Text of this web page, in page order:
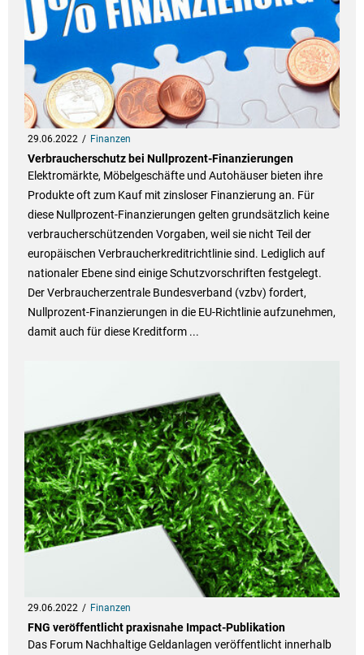
29.06.2022 Finanzen
Verbraucherschutz bei Nullprozent-Finanzierungen
Elektromärkte, Möbelgeschäfte und Autohäuser bieten ihre
Produkte oft zum Kauf mit zinsloser Finanzierung an. Für
diese Nullprozent-Finanzierungen gelten grundsätzlich keine
verbraucherschützenden Vorgaben, weil sie nicht Teil der
europäischen Verbraucherkreditrichtlinie sind. Lediglich auf
nationaler Ebene sind einige Schutzvorschriften festgelegt.
Der Verbraucherzentrale Bundesverband (vzbv) fordert,
Nullprozent-Finanzierungen in die EU-Richtlinie aufzunehmen,
damit auch für diese Kreditform ...
29.06.2022 Finanzen
FNG veröffentlicht praxisnahe Impact-Publikation
Das Forum Nachhaltige Geldanlagen veröffentlicht innerhalb